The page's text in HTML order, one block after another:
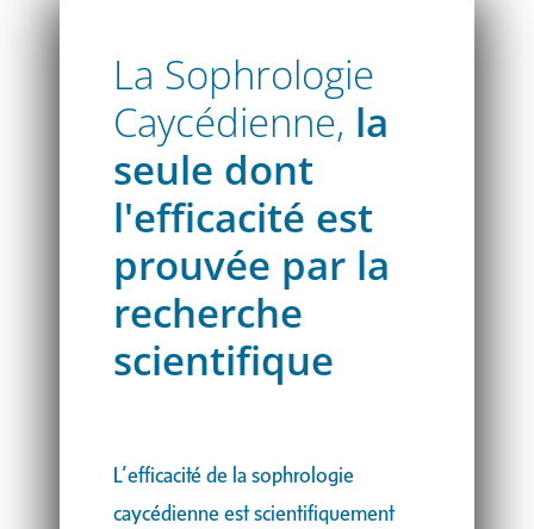
La Sophrologie
Caycédienne, la
seule dont
l'efficacité est
prouvée par la
recherche
scientifique
L’efficacité de la sophrologie
caycédienne est scientifiquement